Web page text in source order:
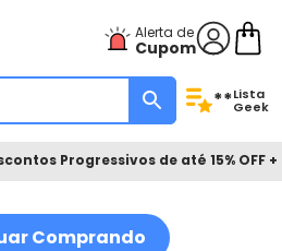
Alerta de
Cupom
**Lista
Geek
Progressivos de até 15% OFF
Comprando